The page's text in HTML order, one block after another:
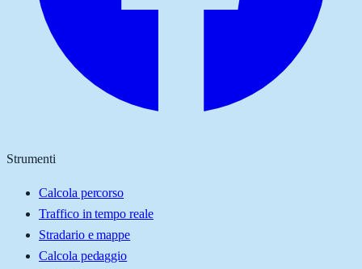
Strumenti
Calcola percorso
Traffico in tempo reale
Stradario e mappe
Calcola pedaggio